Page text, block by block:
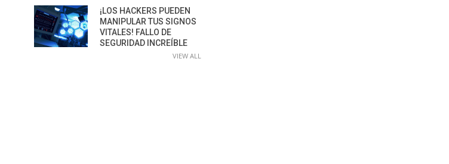
¡LOS HACKERS PUEDEN
MANIPULAR TUS SIGNOS
VITALES! FALLO DE
SEGURIDAD INCREÍBLE
VIEW ALL